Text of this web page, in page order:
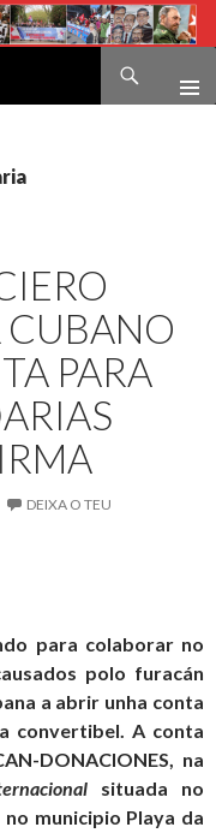
PARA
DEIXA O TEU
para colaborar no
polo furacán
a abrir unha conta
convertibel. A conta
DONACIONES, na
situada no
municipio Playa da